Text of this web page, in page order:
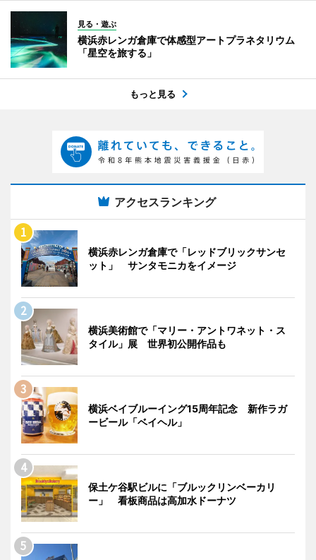
見る・遊ぶ
横浜赤レンガ倉庫で体感型アートプラネタリウム
「星空を旅する」
もっと見る
アクセスランキング
横浜赤レンガ倉庫で「レッドブリックサンセ
ット」 サンタモニカをイメージ
横浜美術館で「マリー・アントワネット・ス
タイル」展 世界初公開作品も
横浜ベイブルーイング15周年記念 新作ラガ
ービール「ベイヘル」
保土ケ谷駅ビルに「ブルックリンベーカリ
ー」 看板商品は高加水ドーナツ